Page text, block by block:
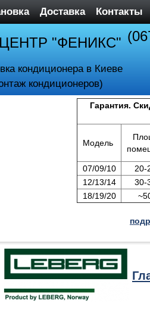
Доставка Контакты
"ФЕНИКС"
кондиционера в Киеве
кондиционеров)
Гарантия.
Модель
07/09/10
20-
12/13/14
30-
18/19/20